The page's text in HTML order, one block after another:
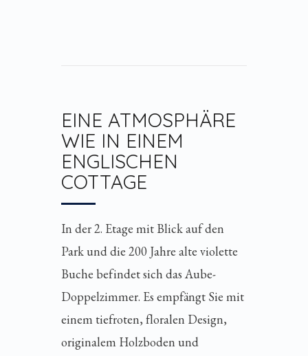
EINE ATMOSPHÄRE
WIE IN EINEM
ENGLISCHEN
COTTAGE
In der 2. Etage mit Blick auf den
Park und die 200 Jahre alte violette
Buche befindet sich das Aube-
Doppelzimmer. Es empfängt Sie mit
einem tiefroten, floralen Design,
originalem Holzboden und